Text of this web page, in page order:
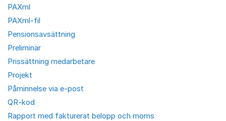
PAXml
PAXml-fil
Pensionsavsättning
Preliminär
Prissättning medarbetare
Projekt
Påminnelse via e-post
QR-kod
Rapport med fakturerat belopp och moms